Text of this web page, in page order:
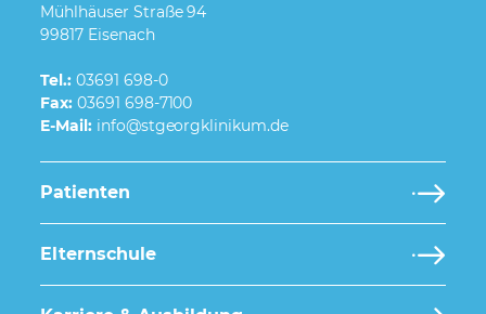
Mühlhäuser Straße 94
99817 Eisenach
Tel.: 03691 698-0
Fax: 03691 698-7100
E-Mail:
Patienten
Elternschule